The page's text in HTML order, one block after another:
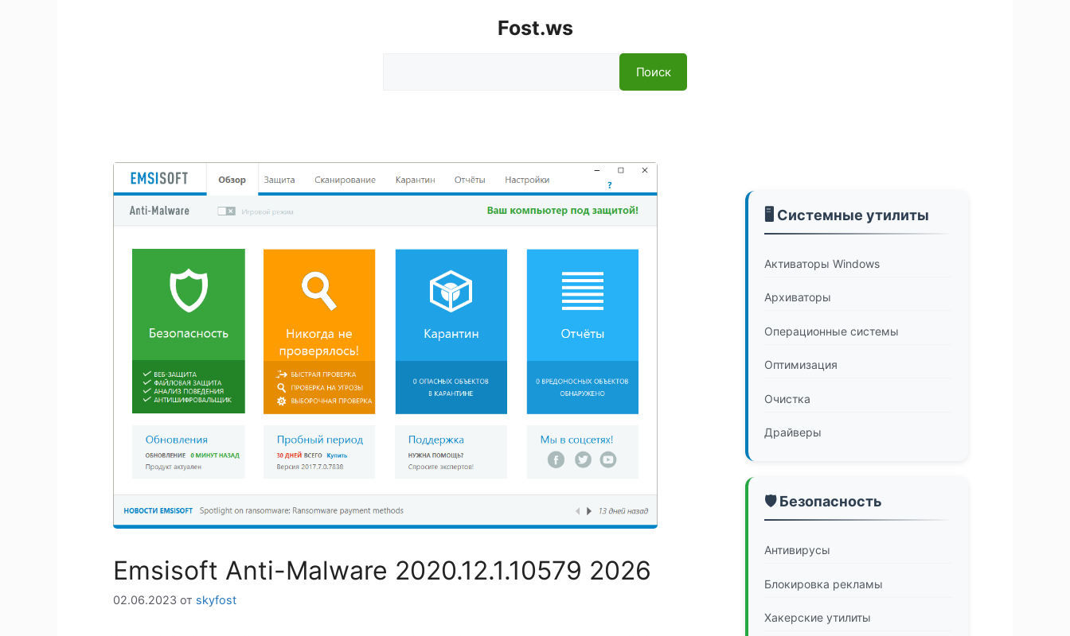
Fost.ws
Поиск
Emsisoft Anti-Malware 2020.12.1.10579 2026
02.06.2023 от skyfost
🖥️ Системные утилиты
Активаторы Windows
Архиваторы
Операционные системы
Оптимизация
Очистка
Драйверы
🛡️ Безопасность
Антивирусы
Блокировка рекламы
Хакерские утилиты